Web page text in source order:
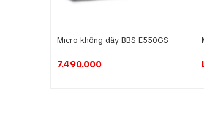
Micro không dây BBS E550GS
7.490.000